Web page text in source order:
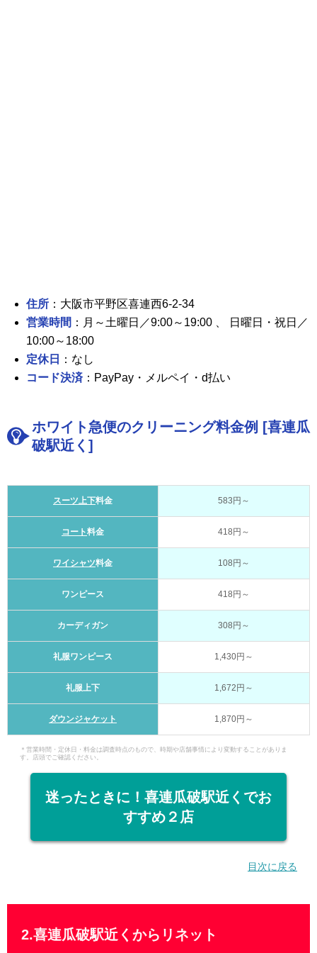
住所 ：大阪市平野区喜連西6-2-34
営業時間 ：月～土曜日／9:00～19:00 、 日曜日・祝日／
10:00～18:00
定休日
：なし
コード決済：PayPay・メルペイ・d払い
ホワイト急便のクリーニング料金例 [喜連瓜
破駅近く]
スーツ上下料金 583円～
コート料金 418円～
ワイシャツ料金 108円～
ワンピース 418円～
カーディガン 308円～
礼服ワンピース 1,430円～
礼服上下 1,672円～
ダウンジャケット 1,870円～
＊営業時間・定休日・料金は調査時点のもので、時期や店舗事情により変動することがありま
す。店頭でご確認ください。
迷ったときに！喜連瓜破駅近くでお
すすめ２店
目次に戻る
2.喜連瓜破駅近くからリネット